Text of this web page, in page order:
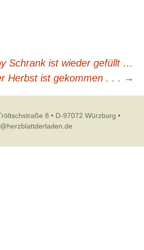
Schrank ist wieder gefüllt …
Herbst ist gekommen . . . →
8 • D-97072 Würzburg •